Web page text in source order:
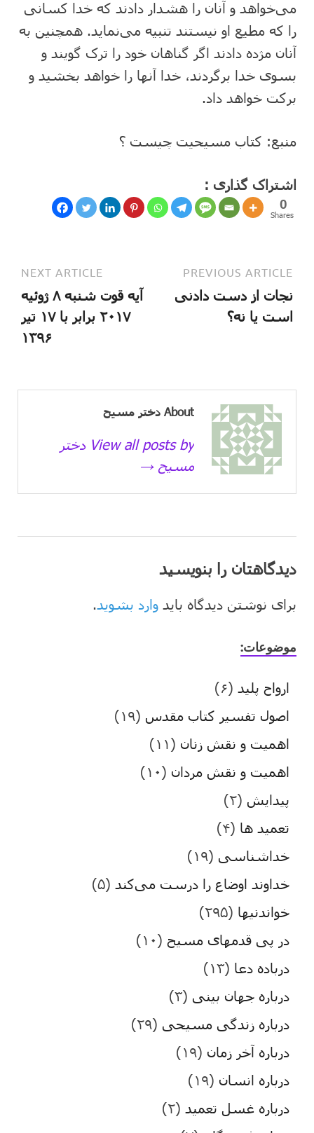
می‌خواهد و آنان را هشدار دادند که خدا کسانی‌
را که مطیع او نیستند تنبیه می‌نماید. همچنین به
آنان مژده دادند اگر گناهان خود را ترک گویند و
بسوی خدا برگردند، خدا آنها را خواهد بخشید و
برکت خواهد داد.
منبع: کتاب مسیحیت چیست ؟
اشتراک گذاری :
0
Shares
PREVIOUS ARTICLE
نجات از دست دادنی
است یا نه؟
NEXT ARTICLE
آیه قوت شنبه ۸ ژوئیه
۲۰۱۷ برابر با ۱۷ تیر
۱۳۹۶
About دختر مسیح
View all posts by دختر
مسیح →
دیدگاهتان را بنویسید
برای نوشتن دیدگاه باید وارد بشوید.
موضوعات:
ارواح پلید (۶)
اصول تفسیر کتاب مقدس (۱۹)
اهمیت و نقش زنان (۱۱)
اهمیت و نقش مردان (۱۰)
پیدایش (۲)
تعمید ها (۴)
خداشناسی (۱۹)
خداوند اوضاع را درست می‌کند (۵)
خواندنیها (۲۹۵)
در پی قدمهای مسیح (۱۰)
درباده دعا (۱۳)
درباره جهان بینی (۳)
درباره زندگی مسیحی (۲۹)
درباره آخر زمان (۱۹)
درباره انسان (۱۹)
درباره غسل تعمید (۲)